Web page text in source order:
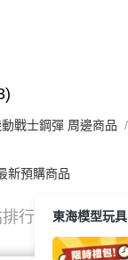
戰士鋼彈 周邊商品
新預購商品
行 東海模型玩具